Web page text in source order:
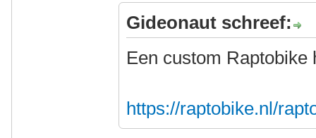
Gideonaut schreef:
Een custom Raptobike
https://raptobike.nl/